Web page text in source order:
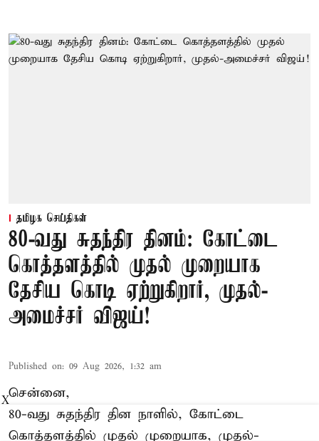
தமிழக செய்திகள்
80-வது சுதந்திர தினம்: கோட்டை
கொத்தளத்தில் முதல் முறையாக
தேசிய கொடி ஏற்றுகிறார், முதல்-
அமைச்சர் விஜய்!
Published on: 09 Aug 2026, 1:32 am
சென்னை,
80-வது சுதந்திர தின நாளில், கோட்டை
கொத்தளத்தில் முதல் முறையாக, முதல்-
X